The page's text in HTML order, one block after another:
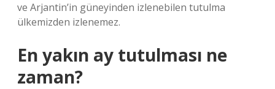
ve Arjantin’in güneyinden izlenebilen tutulma
ülkemizden izlenemez.
En yakın ay tutulması ne
zaman?